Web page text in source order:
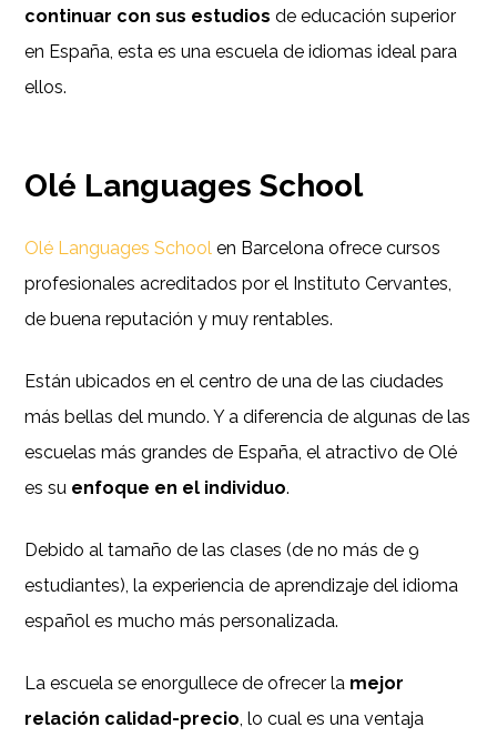
continuar con sus estudios de educación superior
en España, esta es una escuela de idiomas ideal para
ellos.
Olé Languages School
Olé Languages School en Barcelona ofrece cursos
profesionales acreditados por el Instituto Cervantes,
de buena reputación y muy rentables.
Están ubicados en el centro de una de las ciudades
más bellas del mundo. Y a diferencia de algunas de las
escuelas más grandes de España, el atractivo de Olé
es su enfoque en el individuo.
Debido al tamaño de las clases (de no más de 9
estudiantes), la experiencia de aprendizaje del idioma
español es mucho más personalizada.
La escuela se enorgullece de ofrecer la mejor
relación calidad-precio, lo cual es una ventaja